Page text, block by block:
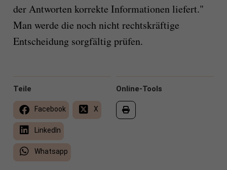
der Antworten korrekte Informationen liefert."
Man werde die noch nicht rechtskräftige
Entscheidung sorgfältig prüfen.
Online-Tools
Teile
Facebook X
LinkedIn
Whatsapp